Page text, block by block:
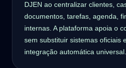
DJEN ao centralizar clientes,
documentos, tarefas, agenda,
internas. A plataforma apoia o
sem substituir sistemas oficiais
integração automática universal.